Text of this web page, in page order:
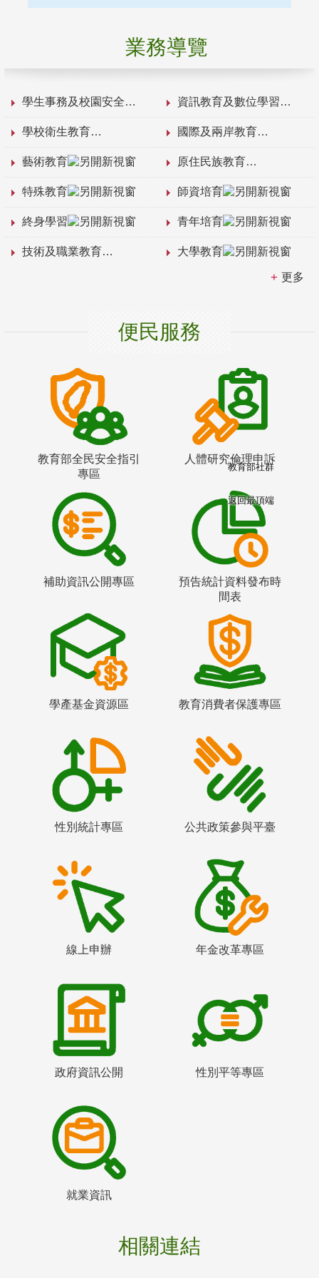
業務導覽
學生事務及校園安全 資訊教育及數位學習
學校衛生教育 國際及兩岸教育
藝術教育 原住民族教育
特殊教育 師資培育
終身學習 青年培育
技術及職業教育 大學教育
更多
便民服務
教育部全民安全指引
專區
人體研究倫理申訴
補助資訊公開專區
預告統計資料發布時
間表
學產基金資源區 教育消費者保護專區
性別統計專區 公共政策參與平臺
線上申辦 年金改革專區
政府資訊公開 性別平等專區
就業資訊
相關連結
教育部社群
返回最頂端